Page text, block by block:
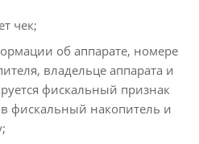
чек;
об аппарате, номере
владельце аппарата и
фискальный признак
в фискальный накопитель и